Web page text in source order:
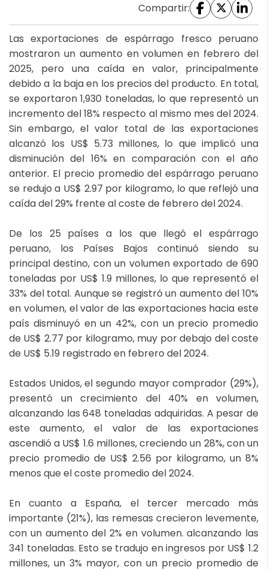
Compartir:
Las exportaciones de espárrago fresco peruano
mostraron un aumento en volumen en febrero del
2025, pero una caída en valor, principalmente
debido a la baja en los precios del producto. En total,
se exportaron 1,930 toneladas, lo que representó un
incremento del 18% respecto al mismo mes del 2024.
Sin embargo, el valor total de las exportaciones
alcanzó los US$ 5.73 millones, lo que implicó una
disminución del 16% en comparación con el año
anterior. El precio promedio del espárrago peruano
se redujo a US$ 2.97 por kilogramo, lo que reflejó una
caída del 29% frente al coste de febrero del 2024.
De los 25 países a los que llegó el espárrago
peruano, los Países Bajos continuó siendo su
principal destino, con un volumen exportado de 690
toneladas por US$ 1.9 millones, lo que representó el
33% del total. Aunque se registró un aumento del 10%
en volumen, el valor de las exportaciones hacia este
país disminuyó en un 42%, con un precio promedio
de US$ 2.77 por kilogramo, muy por debajo del coste
de US$ 5.19 registrado en febrero del 2024.
Estados Unidos, el segundo mayor comprador (29%),
presentó un crecimiento del 40% en volumen,
alcanzando las 648 toneladas adquiridas. A pesar de
este aumento, el valor de las exportaciones
ascendió a US$ 1.6 millones, creciendo un 28%, con un
precio promedio de US$ 2.56 por kilogramo, un 8%
menos que el coste promedio del 2024.
En cuanto a España, el tercer mercado más
importante (21%), las remesas crecieron levemente,
con un aumento del 2% en volumen. alcanzando las
341 toneladas. Esto se tradujo en ingresos por US$ 1.2
millones, un 3% mayor, con un precio promedio de